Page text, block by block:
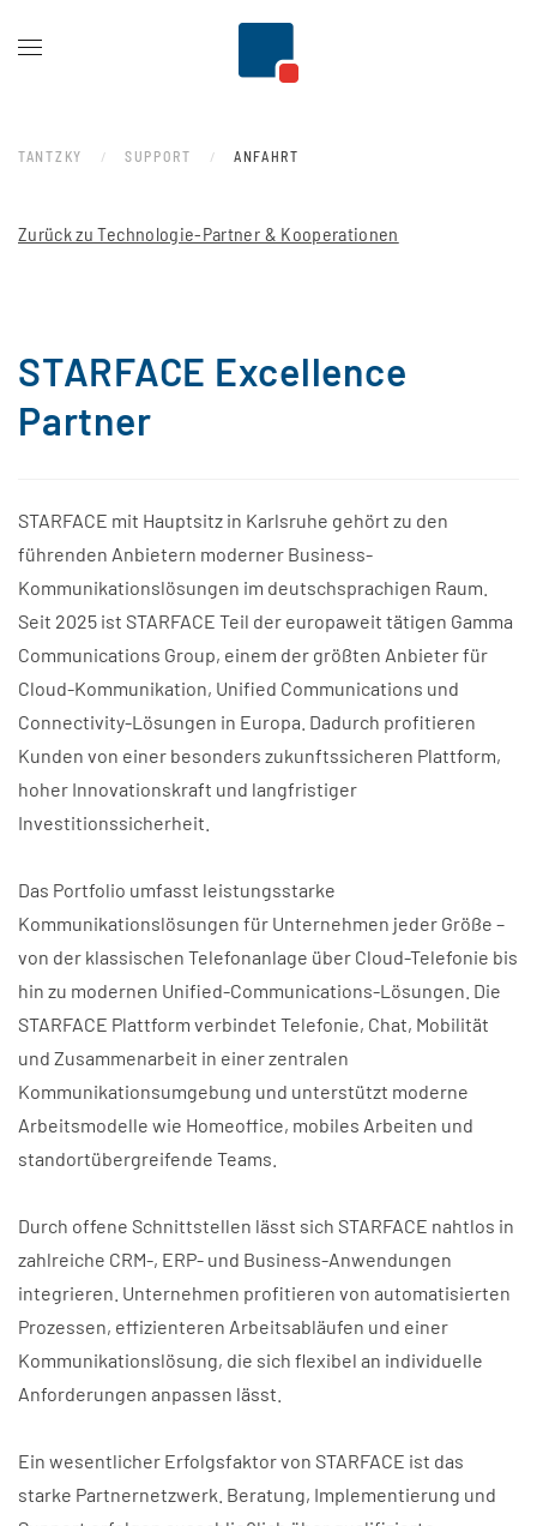
TANTZKY SUPPORT ANFAHRT
Zurück zu Technologie-Partner & Kooperationen
STARFACE Excellence
Partner
STARFACE mit Hauptsitz in Karlsruhe gehört zu den
führenden Anbietern moderner Business-
Kommunikationslösungen im deutschsprachigen Raum.
Seit 2025 ist STARFACE Teil der europaweit tätigen Gamma
Communications Group, einem der größten Anbieter für
Cloud-Kommunikation, Unified Communications und
Connectivity-Lösungen in Europa. Dadurch profitieren
Kunden von einer besonders zukunftssicheren Plattform,
hoher Innovationskraft und langfristiger
Investitionssicherheit.
Das Portfolio umfasst leistungsstarke
Kommunikationslösungen für Unternehmen jeder Größe –
von der klassischen Telefonanlage über Cloud-Telefonie bis
hin zu modernen Unified-Communications-Lösungen. Die
STARFACE Plattform verbindet Telefonie, Chat, Mobilität
und Zusammenarbeit in einer zentralen
Kommunikationsumgebung und unterstützt moderne
Arbeitsmodelle wie Homeoffice, mobiles Arbeiten und
standortübergreifende Teams.
Durch offene Schnittstellen lässt sich STARFACE nahtlos in
zahlreiche CRM-, ERP- und Business-Anwendungen
integrieren. Unternehmen profitieren von automatisierten
Prozessen, effizienteren Arbeitsabläufen und einer
Kommunikationslösung, die sich flexibel an individuelle
Anforderungen anpassen lässt.
Ein wesentlicher Erfolgsfaktor von STARFACE ist das
starke Partnernetzwerk. Beratung, Implementierung und